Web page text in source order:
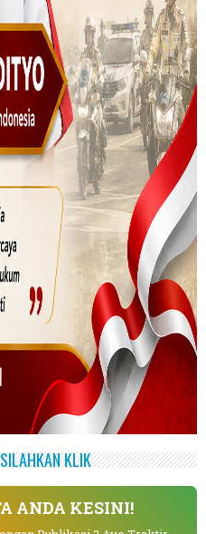
KLIK
ANDA KESINI!